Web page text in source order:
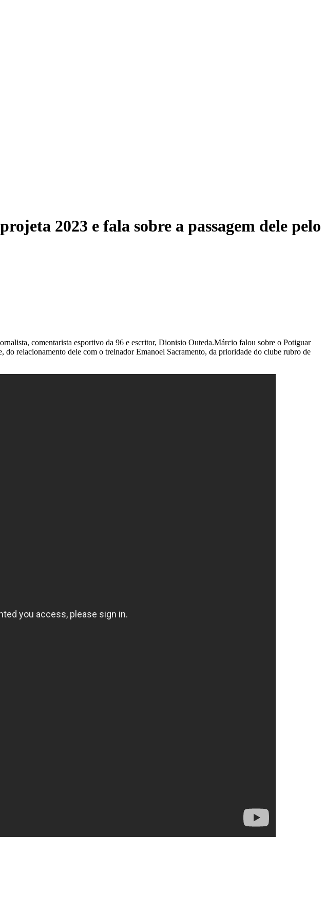
2023 e fala sobre a passagem dele pelo
comentarista esportivo da 96 e escritor, Dionisio Outeda.Márcio falou sobre o Potiguar
relacionamento dele com o treinador Emanoel Sacramento, da prioridade do clube rubro de